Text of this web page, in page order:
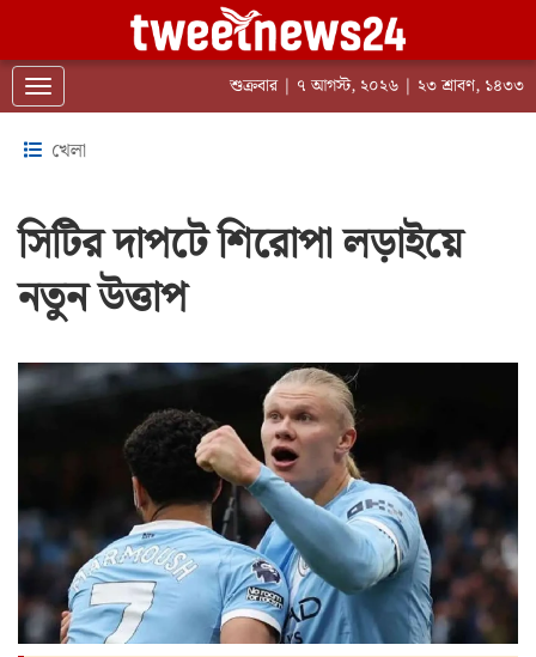
Toggle navigation শুক্রবার | ৭ আগস্ট, ২০২৬ | ২৩ শ্রাবণ, ১৪৩৩
খেলা
সিটির দাপটে শিরোপা লড়াইয়ে
নতুন উত্তাপ